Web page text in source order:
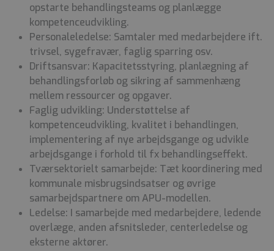
opstarte behandlingsteams og planlægge
kompetenceudvikling.
Personaleledelse: Samtaler med medarbejdere ift.
trivsel, sygefravær, faglig sparring osv.
Driftsansvar: Kapacitetsstyring, planlægning af
behandlingsforløb og sikring af sammenhæng
mellem ressourcer og opgaver.
Faglig udvikling: Understøttelse af
kompetenceudvikling, kvalitet i behandlingen,
implementering af nye arbejdsgange og udvikle
arbejdsgange i forhold til fx behandlingseffekt.
Tværsektorielt samarbejde: Tæt koordinering med
kommunale misbrugsindsatser og øvrige
samarbejdspartnere om APU-modellen.
Ledelse: I samarbejde med medarbejdere, ledende
overlæge, anden afsnitsleder, centerledelse og
eksterne aktører.